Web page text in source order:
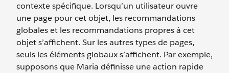
contexte spécifique. Lorsqu’un utilisateur ouvre
une page pour cet objet, les recommandations
globales et les recommandations propres à cet
objet s’affichent. Sur les autres types de pages,
seuls les éléments globaux s’affichent. Par exemple,
supposons que Maria définisse une action rapide